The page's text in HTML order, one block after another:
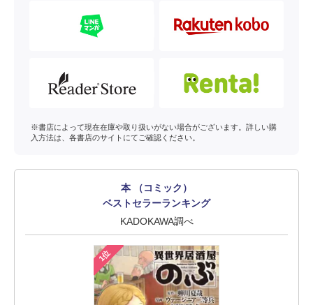
※書店によって現在在庫や取り扱いがない場合がございます。詳しい購
入方法は、各書店のサイトにてご確認ください。
本 （コミック）
ベストセラーランキング
KADOKAWA調べ
1位